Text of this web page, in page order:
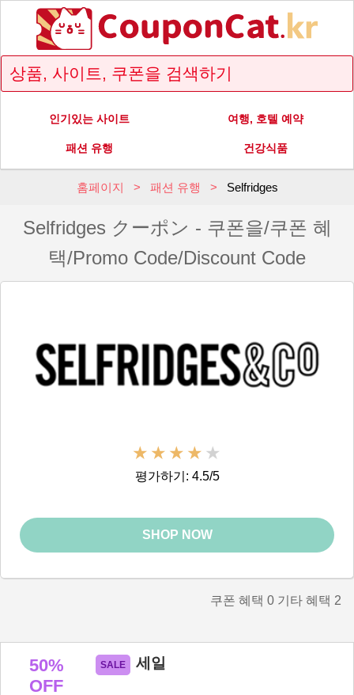
인기있는 사이트 여행, 호텔 예약
패션 유행 건강식품
홈페이지 패션 유행 Selfridges
Selfridges クーポン - 쿠폰을/쿠폰 혜
택/Promo Code/Discount Code
평가하기: 4.5/5
SHOP NOW
쿠폰 혜택 0 기타 혜택 2
50%
OFF
세일